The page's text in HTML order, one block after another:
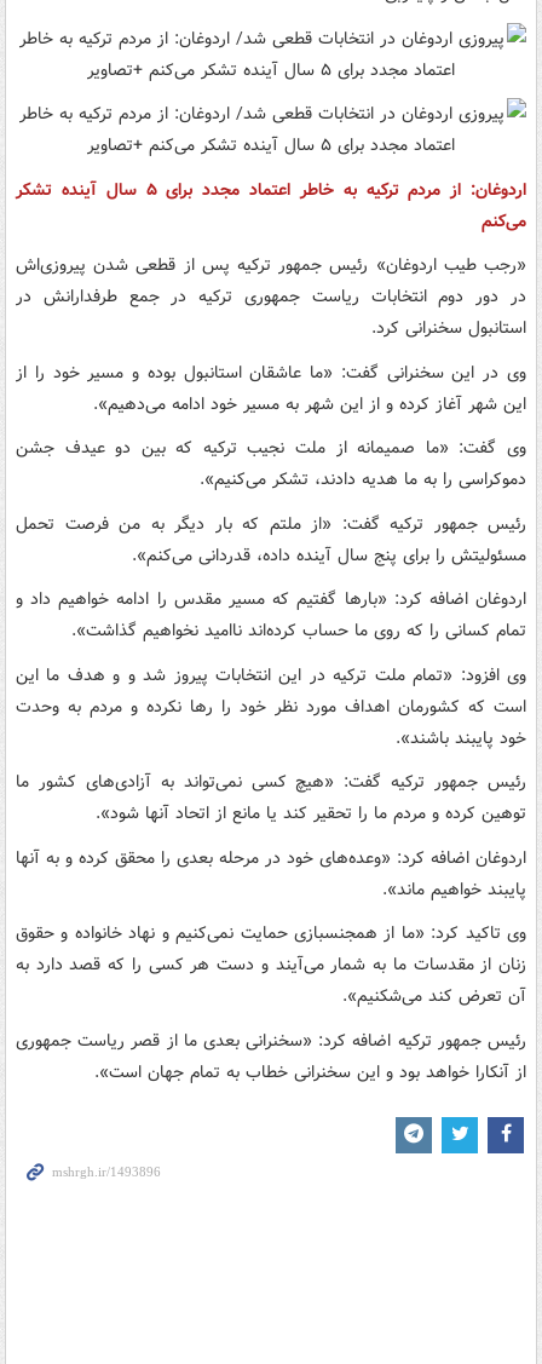
اردوغان: از مردم ترکیه به خاطر اعتماد مجدد برای ۵ سال آینده تشکر
می‌کنم
«رجب طیب اردوغان» رئیس جمهور ترکیه پس از قطعی شدن پیروزی‌اش
در دور دوم انتخابات ریاست جمهوری ترکیه در جمع طرفدارانش در
استانبول سخنرانی کرد.
وی در این سخنرانی گفت: «ما عاشقان استانبول بوده و مسیر خود را از
این شهر آغاز کرده و از این شهر به مسیر خود ادامه می‌دهیم».
وی گفت: «ما صمیمانه از ملت نجیب ترکیه که بین دو عیدف جشن
دموکراسی را به ما هدیه دادند، تشکر می‌کنیم».
رئیس جمهور ترکیه گفت: «از ملتم که بار دیگر به من فرصت تحمل
مسئولیتش را برای پنج سال آینده داده، قدردانی می‌کنم».
اردوغان اضافه کرد: «بارها گفتیم که مسیر مقدس را ادامه خواهیم داد و
تمام کسانی را که روی ما حساب کرده‌اند ناامید نخواهیم گذاشت».
وی افزود: «تمام ملت ترکیه در این انتخابات پیروز شد و و هدف ما این
است که کشورمان اهداف مورد نظر خود را رها نکرده و مردم به وحدت
خود پایبند باشند».
رئیس جمهور ترکیه گفت: «هیچ کسی نمی‌تواند به آزادی‌های کشور ما
توهین کرده و مردم ما را تحقیر کند یا مانع از اتحاد آنها شود».
اردوغان اضافه کرد: «وعده‌های خود در مرحله بعدی را محقق کرده و به آنها
پایبند خواهیم ماند».
وی تاکید کرد: «ما از همجنسبازی حمایت نمی‌کنیم و نهاد خانواده و حقوق
زنان از مقدسات ما به شمار می‌آیند و دست هر کسی را که قصد دارد به
آن تعرض کند می‌شکنیم».
رئیس جمهور ترکیه اضافه کرد: «سخنرانی بعدی ما از قصر ریاست جمهوری
از آنکارا خواهد بود و این سخنرانی خطاب به تمام جهان است».